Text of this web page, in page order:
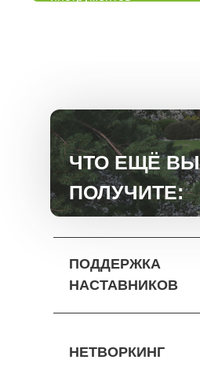
ЧТО ЕЩЁ ВЫ
ПОЛУЧИТЕ:
ПОДДЕРЖКА
НАСТАВНИКОВ
НЕТВОРКИНГ